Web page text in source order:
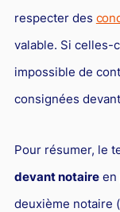
Responsabilité
Hôtellerie et
Droit commercial
Énergie
Droit de la
respecter des
valable. Si celles-
impossible de
consignées
Pour résumer, le
devant notaireen
deuxième notaire